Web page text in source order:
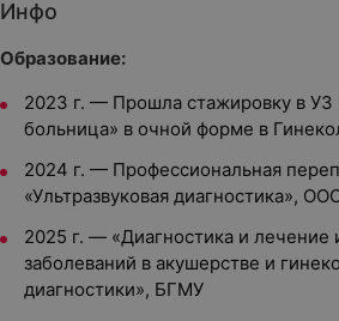
Инфо
Образование:
2023 г. — Прошла стажировку в УЗ
больница» в очной форме в
2024 г. — Профессиональная
«Ультразвуковая диагностика»,
2025 г. — «Диагностика и
заболеваний в акушерстве и
диагностики», БГМУ